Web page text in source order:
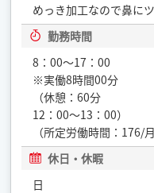
めっき加工なので鼻に
勤務時間
8：00〜17：00
※実働8時間00分
（休憩：60分
12：00〜13：00）
（所定労働時間：176/月
休日・休暇
日